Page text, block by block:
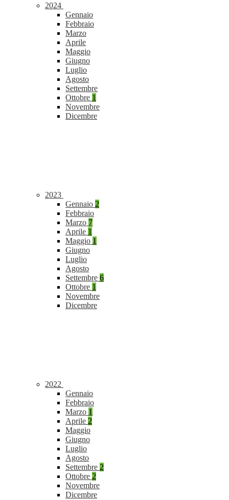
2024
Gennaio
Febbraio
Marzo
Aprile
Maggio
Giugno
Luglio
Agosto
Settembre
Ottobre 1
Novembre
Dicembre
2023
Gennaio 2
Febbraio
Marzo 7
Aprile 1
Maggio 1
Giugno
Luglio
Agosto
Settembre 6
Ottobre 1
Novembre
Dicembre
2022
Gennaio
Febbraio
Marzo 1
Aprile 2
Maggio
Giugno
Luglio
Agosto
Settembre 2
Ottobre 2
Novembre
Dicembre